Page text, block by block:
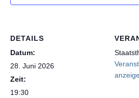
DETAILS
Datum:
28. Juni 2026
Zeit:
19:30